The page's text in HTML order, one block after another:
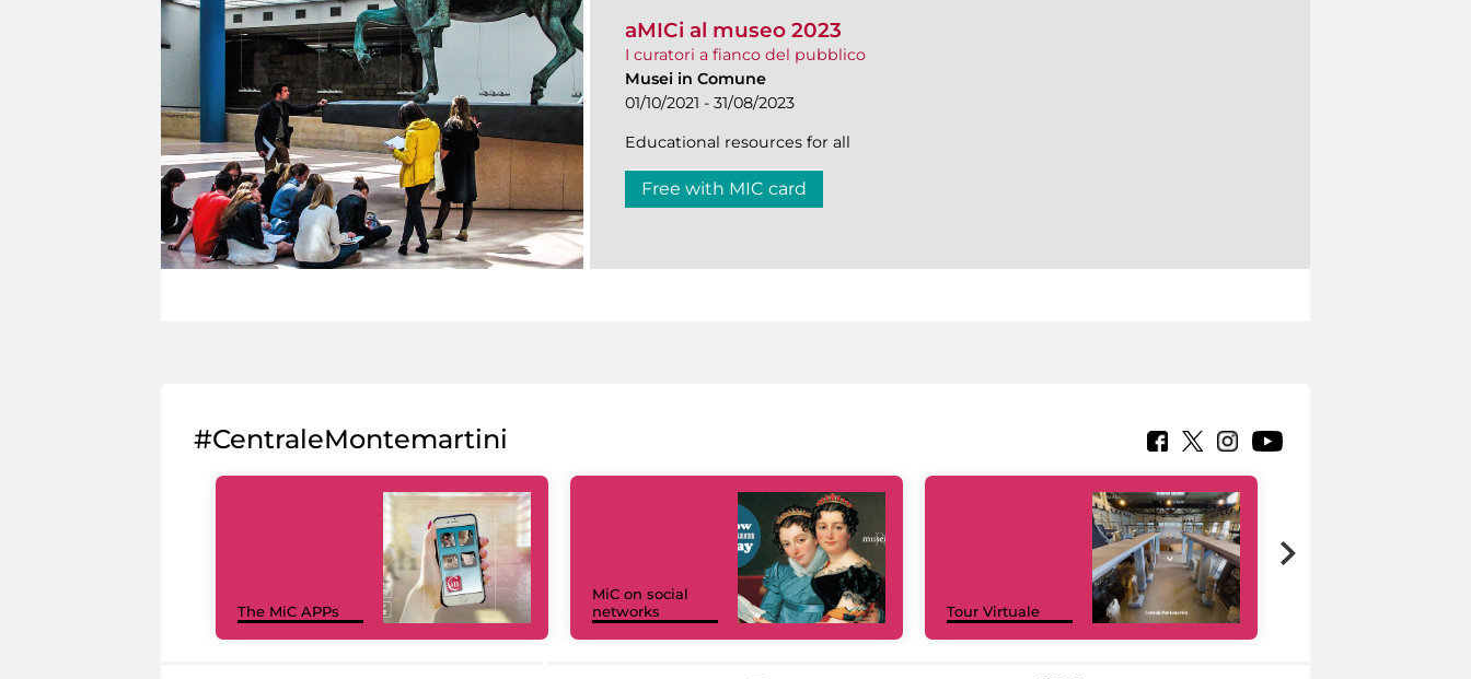
aMICi al museo 2023
I curatori a fianco del pubblico
Musei in Comune
01/10/2021 - 31/08/2023
Educational resources for all
Free with MIC card
#CentraleMontemartini
The MiC APPs
MiC on social
networks
Tour Virtuale